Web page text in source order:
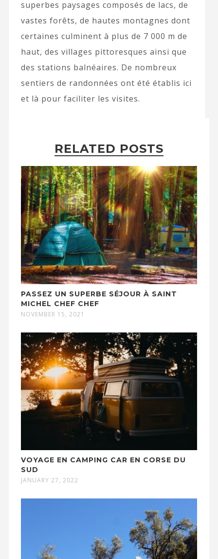
superbes paysages composés de lacs, de
vastes forêts, de hautes montagnes dont
certaines culminent à plus de 7 000 m de
haut, des villages pittoresques ainsi que
des stations balnéaires. De nombreux
sentiers de randonnées ont été établis ici
et là pour faciliter les visites.
RELATED POSTS
PASSEZ UN SUPERBE SÉJOUR À SAINT
MICHEL CHEF CHEF
NOVEMBER 15, 2021
VOYAGE EN CAMPING CAR EN CORSE DU
SUD
JANUARY 27, 2022